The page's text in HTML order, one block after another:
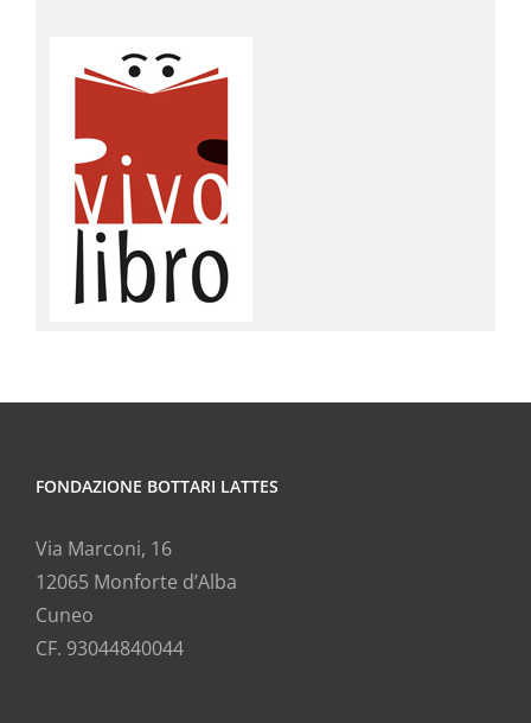
FONDAZIONE BOTTARI LATTES
Via Marconi, 16
12065 Monforte d’Alba
Cuneo
CF. 93044840044